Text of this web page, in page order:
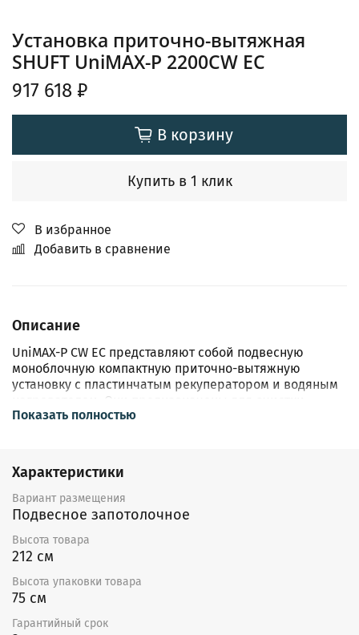
Установка приточно-вытяжная
SHUFT UniMAX-P 2200CW EC
917 618 ₽
В корзину
Купить в 1 клик
В избранное
Добавить в сравнение
Описание
UniMAX-P СW EC представляют собой подвесную
моноблочную компактную приточно-вытяжную
установку с пластинчатым рекуператором и водяным
нагревателем. Они предназначены для очистки,
подогрева и подачи свежего воздуха в жилые,
т.д. В процессе работы установки удаляют из
помещения загрязненный воздух, очищая его и
извлекая из него тепло, и передают это тепло
поступающему воздуху. Тем самым установки
вентилировать помещения при существовании
ограничения на энергоресурсы. Установки можно
легко монтировать непосредственно в
обслуживаемом помещении.
Очистка приточного воздуха происходит при помощи
Показать полностью
Характеристики
Вариант размещения
Подвесное запотолочное
Высота товара
212 см
Высота упаковки товара
75 см
Гарантийный срок